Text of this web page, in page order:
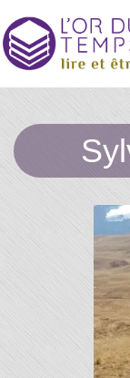
praticiens
conseillé